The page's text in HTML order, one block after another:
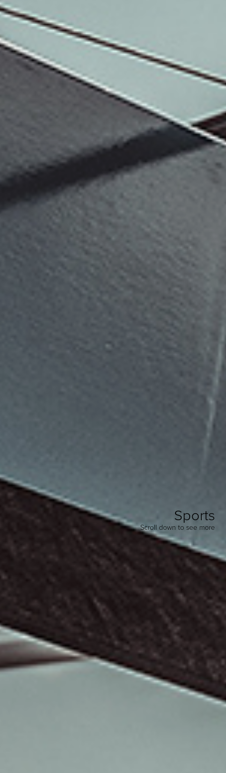
Sports
Scroll down to see more